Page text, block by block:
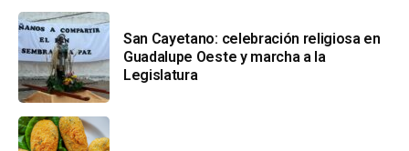
San Cayetano: celebración religiosa en
Guadalupe Oeste y marcha a la
Legislatura